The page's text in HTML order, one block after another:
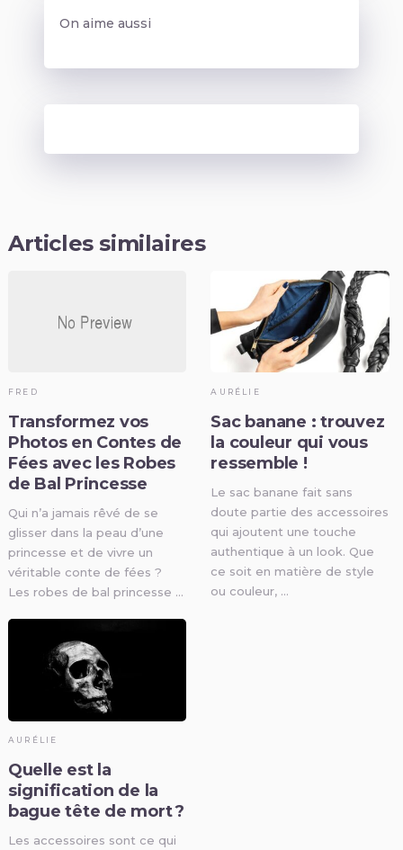
On aime aussi
Articles similaires
FRED
Transformez vos
Photos en Contes de
Fées avec les Robes
de Bal Princesse
Qui n’a jamais rêvé de se
glisser dans la peau d’une
princesse et de vivre un
véritable conte de fées ?
Les robes de bal princesse …
AURÉLIE
Sac banane : trouvez
la couleur qui vous
ressemble !
Le sac banane fait sans
doute partie des accessoires
qui ajoutent une touche
authentique à un look. Que
ce soit en matière de style
ou couleur, …
AURÉLIE
Quelle est la
signification de la
bague tête de mort ?
Les accessoires sont ce qui